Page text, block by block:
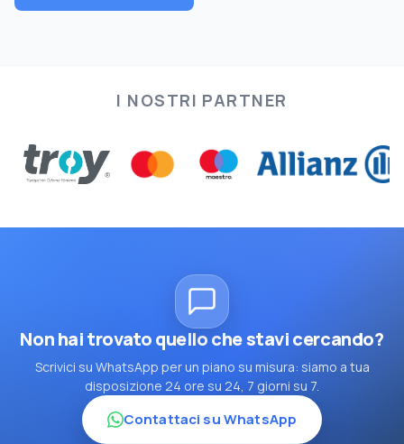
I NOSTRI PARTNER
Non hai trovato quello che stavi cercando?
Scrivici su WhatsApp per un piano su misura: siamo a tua
disposizione 24 ore su 24, 7 giorni su 7.
Contattaci su WhatsApp